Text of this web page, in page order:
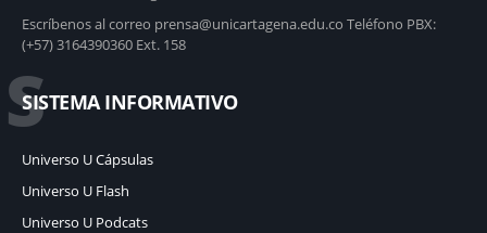
Escríbenos al correo prensa@unicartagena.edu.co Teléfono PBX:
(+57) 3164390360 Ext. 158
S
SISTEMA INFORMATIVO
Universo U Cápsulas
Universo U Flash
Universo U Podcats